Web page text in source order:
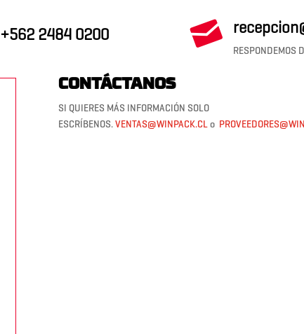
+562 2484 0200  RESPONDEMOS
CONTÁCTANOS
SI QUIERES MÁS INFORMACIÓN SOLO
ESCRÍBENOS.VENTAS@WINPACK.CLo